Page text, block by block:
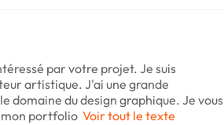
par votre projet. Je suis
artistique. J'ai une grande
domaine du design graphique. Je vous
portfolio Voir tout le texte